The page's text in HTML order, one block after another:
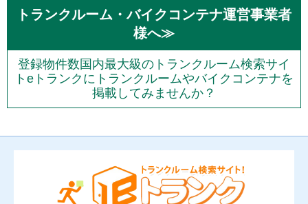
トランクルーム・バイクコンテナ運営事業者
様へ≫
登録物件数国内最大級のトランクルーム検索サイ
トeトランクにトランクルームやバイクコンテナを
掲載してみませんか？